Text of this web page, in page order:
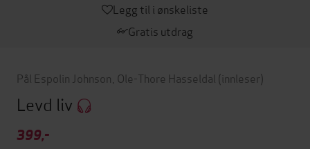
Legg til i ønskeliste
Gratis utdrag
Pål Espolin Johnson Ole-Thore Hasseldal (innleser)
Levd liv
399,-